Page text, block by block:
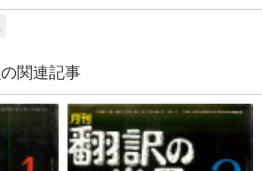
の関連記事